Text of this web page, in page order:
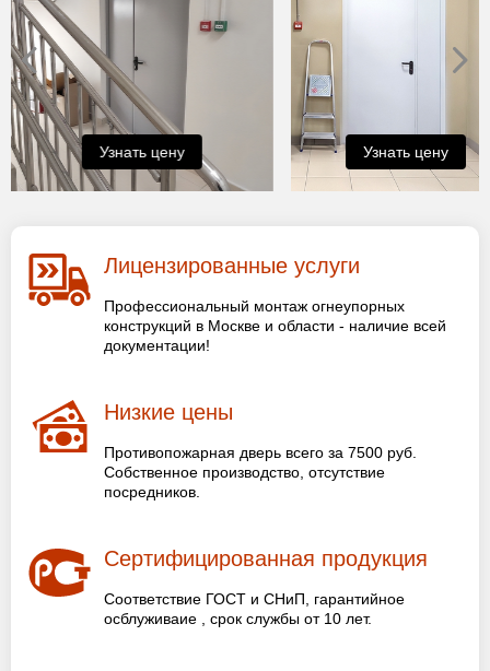
Узнать цену Узнать цену
Лицензированные услуги
Профессиональный монтаж огнеупорных
конструкций в Москве и области - наличие всей
документации!
Низкие цены
Противопожарная дверь всего за 7500 руб.
Собственное производство, отсутствие
посредников.
Сертифицированная продукция
Соответствие ГОСТ и СНиП, гарантийное
осблуживаие , срок службы от 10 лет.